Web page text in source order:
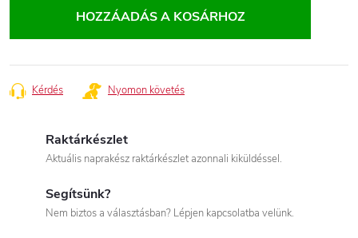
HOZZÁADÁS A KOSÁRHOZ
Kérdés Nyomon követés
Raktárkészlet
Aktuális naprakész raktárkészlet azonnali kiküldéssel.
Segítsünk?
Nem biztos a választásban? Lépjen kapcsolatba velünk.